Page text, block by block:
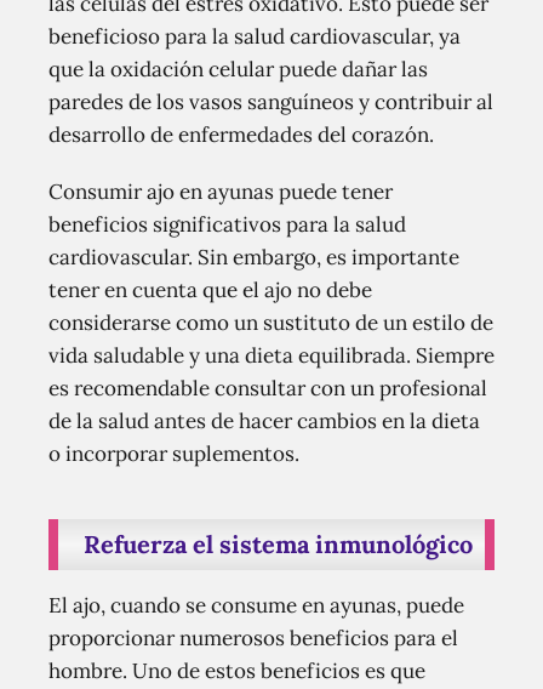
beneficioso para la salud cardiovascular, ya
que la oxidación celular puede dañar las
paredes de los vasos sanguíneos y contribuir al
desarrollo de enfermedades del corazón.
Consumir ajo en ayunas puede tener
beneficios significativos para la salud
cardiovascular. Sin embargo, es importante
tener en cuenta que el ajo no debe
considerarse como un sustituto de un estilo de
vida saludable y una dieta equilibrada. Siempre
es recomendable consultar con un profesional
de la salud antes de hacer cambios en la dieta
o incorporar suplementos.
Refuerza el sistema inmunológico
El ajo, cuando se consume en ayunas, puede
proporcionar numerosos beneficios para el
hombre. Uno de estos beneficios es que